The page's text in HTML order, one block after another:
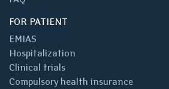
FOR PATIENT
EMIAS
Hospitalization
Clinical trials
Compulsory health insurance